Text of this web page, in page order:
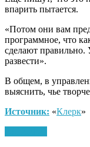
впарить пытается.
«Потом они вам
программное, что
сделают
развести».
В общем, в
выяснить, чье
Источник: «Клерк»